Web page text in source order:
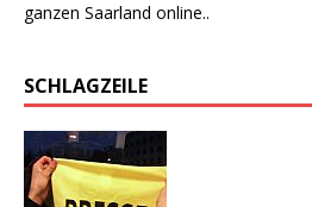
ganzen Saarland online..
SCHLAGZEILE